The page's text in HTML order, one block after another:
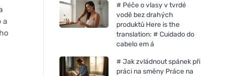
a
# Péče o vlasy v tvrdé
vodě bez drahých
produktů Here is the
translation: # Cuidado do
cabelo em á
# Jak zvládnout spánek při
práci na směny Práce na